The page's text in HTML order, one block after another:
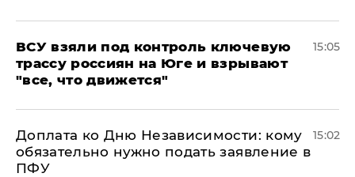
ВСУ взяли под контроль ключевую
трассу россиян на Юге и взрывают
"все, что движется"
15:05
Доплата ко Дню Независимости: кому
обязательно нужно подать заявление в
ПФУ
15:02